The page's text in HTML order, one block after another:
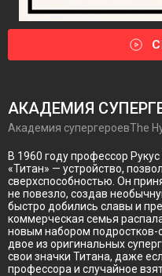
АКАДЕМИЯ
Академия супергероевThe
В 1960 году профессор
«Титан» — устройство,
сверхспособностью. Он
не повезло, создав
быстро добились славы и
коммерческая семья
новым набором подростков-
двое из оригинальных
свои значки Титана, даже
профессора и случайное